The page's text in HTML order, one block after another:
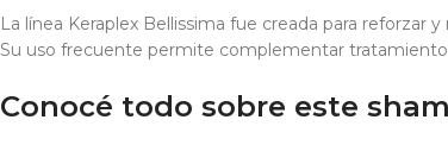
La línea Keraplex Bellissima fue creada para reforzar
Su uso frecuente permite complementar
Conocé todo sobre este